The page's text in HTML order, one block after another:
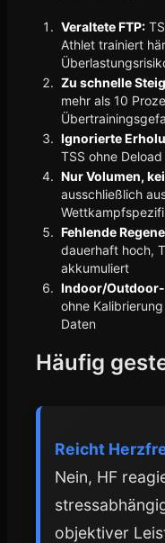
Veraltete FTP:
Athlet trainiert
Zu schnelle
mehr als 10
Ignorierte
TSS ohne
Nur Volumen,
ausschließlich
Fehlende
dauerhaft hoch,
akkumuliert
Indoor/
ohne
Daten
Häufig
Reicht
Nein, HF
objektiver